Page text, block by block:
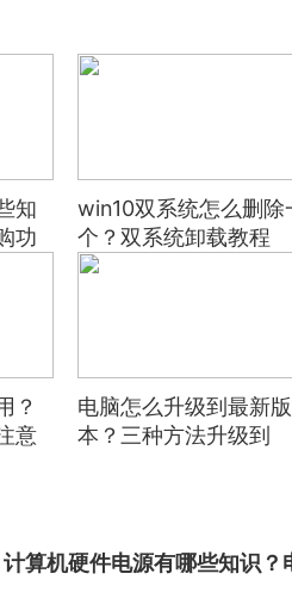
知
功
win10双系统怎么删除
个？双系统卸载教程
？
意
电脑怎么升级到最新版
本？三种方法升级到
计算机硬件电源有哪些知识？